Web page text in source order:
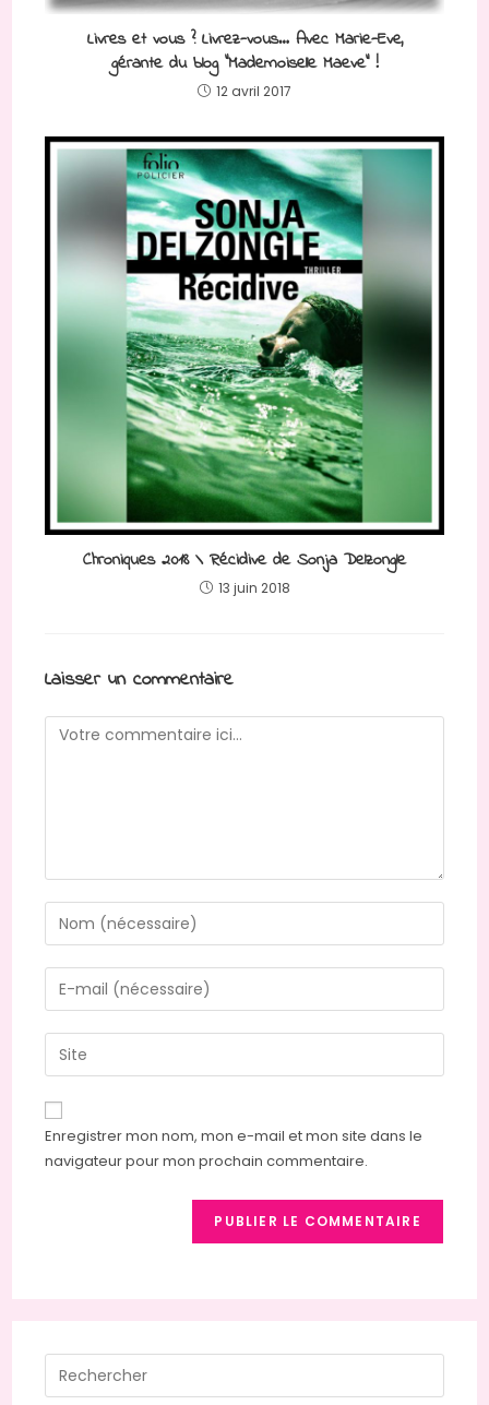
Livres et vous ? Livrez-vous… Avec Marie-Eve,
gérante du blog “Mademoiselle Maeve” !
12 avril 2017
Chroniques 2018 \ Récidive de Sonja Delzongle
13 juin 2018
Laisser un commentaire
Comment
Enter
your
name
or
to
comment
Enter
your
email
address
comment
Saisir
l’URL
de
votre
site
Enregistrer mon nom, mon e-mail et mon site dans le
navigateur pour mon prochain commentaire.